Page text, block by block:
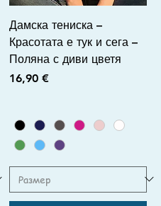
Дамска тениска –
Красотата е тук и сега –
Поляна с диви цветя
Цена
16,90 €